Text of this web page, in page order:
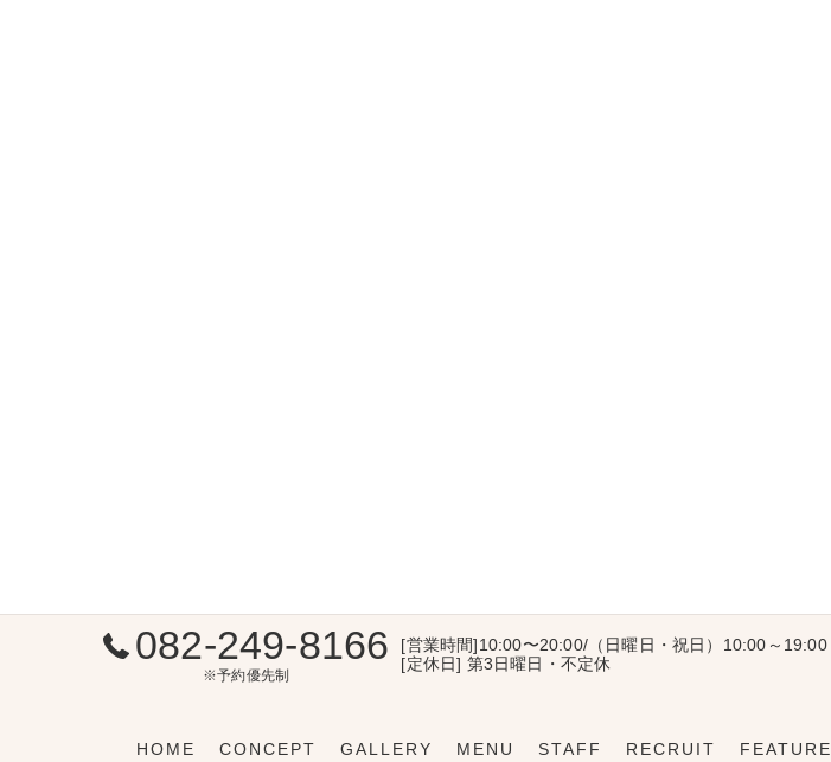
082-249-8166
※予約優先制
[営業時間]10:00〜20:00/（日曜日・祝日）10:00～19:00
[定休日] 第3日曜日・不定休
HOME CONCEPT GALLERY MENU STAFF RECRUIT FEATURE